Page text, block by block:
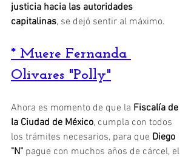
justicia hacia las autoridades
capitalinas, se dejó sentir al máximo.
* Muere Fernanda
Olivares "Polly"
Ahora es momento de que la Fiscalía de
la Ciudad de México, cumpla con todos
los trámites necesarios, para que Diego
"N" pague con muchos años de cárcel, el